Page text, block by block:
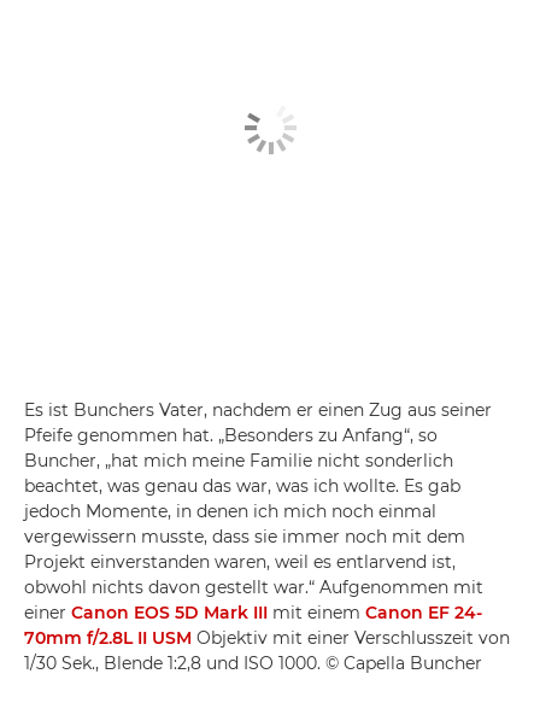
Es ist Bunchers Vater, nachdem er einen Zug aus seiner
Pfeife genommen hat. „Besonders zu Anfang“, so
Buncher, „hat mich meine Familie nicht sonderlich
beachtet, was genau das war, was ich wollte. Es gab
jedoch Momente, in denen ich mich noch einmal
vergewissern musste, dass sie immer noch mit dem
Projekt einverstanden waren, weil es entlarvend ist,
obwohl nichts davon gestellt war.“ Aufgenommen mit
einer Canon EOS 5D Mark III mit einem Canon EF 24-
70mm f/2.8L II USM Objektiv mit einer Verschlusszeit von
1/30 Sek., Blende 1:2,8 und ISO 1000. © Capella Buncher